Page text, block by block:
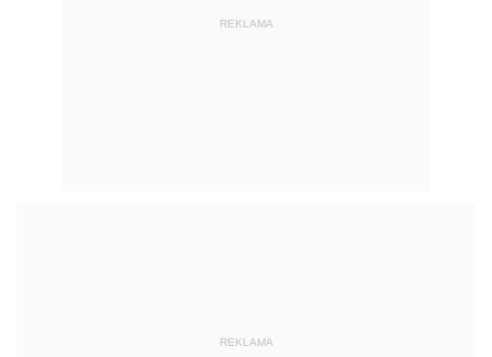
REKLAMA
REKLAMA